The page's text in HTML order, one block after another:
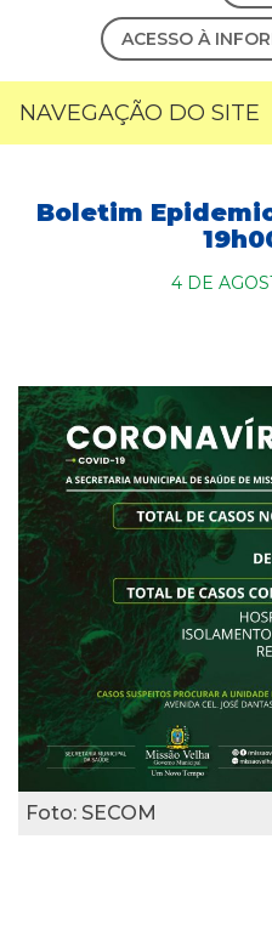
ACESSO À
NAVEGAÇÃO DO SITE
Boletim
4 DE
Foto: SECOM